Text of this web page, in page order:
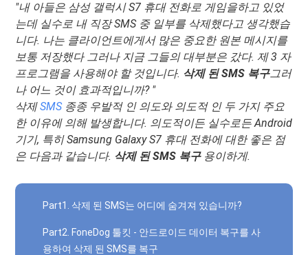
"내 아들은 삼성 갤럭시 S7 휴대 전화로 게임을하고 있었
는데 실수로 내 직장 SMS 중 일부를 삭제했다고 생각했습
니다. 나는 클라이언트에게서 많은 중요한 원본 메시지를
보통 저장했다 그러나 지금 그들의 대부분은 갔다. 제 3 자
프로그램을 사용해야 할 것입니다. 삭제 된 SMS 복구그러
나 어느 것이 효과적입니까? "
삭제SMS 종종 우발적 인 의도와 의도적 인 두 가지 주요
한 이유에 의해 발생합니다. 의도적이든 실수로든 Android
기기, 특히 Samsung Galaxy S7 휴대 전화에 대한 좋은 점
은 다음과 같습니다. 삭제 된 SMS 복구 용이하게.
Part1. 삭제 된 SMS는 어디에 숨겨져 있습니까?
Part2. FoneDog 툴킷 - 안드로이드 데이터 복구를 사
용하여 삭제 된 SMS를 복구